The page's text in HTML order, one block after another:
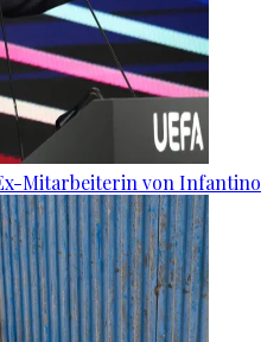
Mitarbeiterin von Infantino